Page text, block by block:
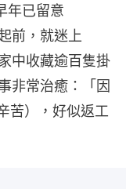
年已留意
前，就迷上
中收藏逾百隻掛
非常治癒：「因
苦），好似返工